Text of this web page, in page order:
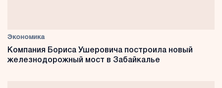
Экономика
Компания Бориса Ушеровича построила новый
железнодорожный мост в Забайкалье